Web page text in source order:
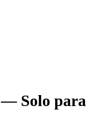
Solo